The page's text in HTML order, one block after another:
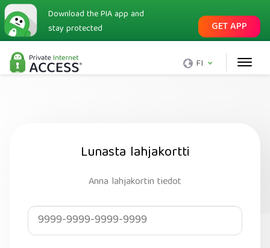
Download the PIA app and
stay protected
GET APP
FI
Lunasta lahjakortti
Anna lahjakortin tiedot